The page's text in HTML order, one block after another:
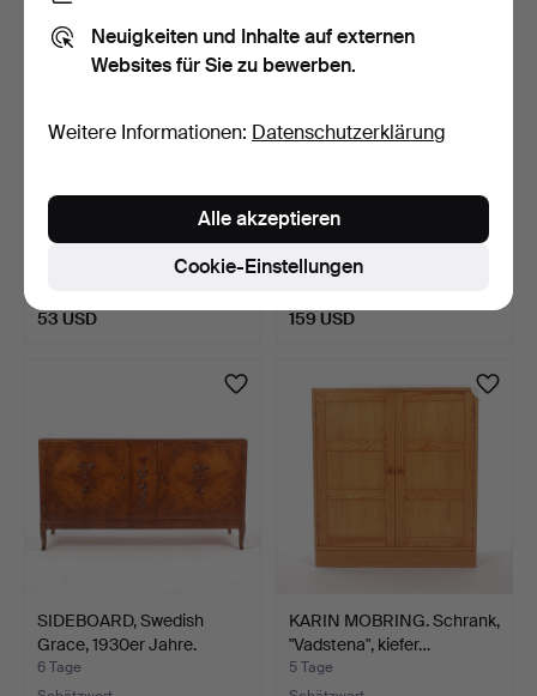
klappbar, mit Filzbez…
53 USD
SCHRANK, Swedish Grace,
1930er Jahre.
6 Tage
159 USD
SIDEBOARD, Swedish
Grace, 1930er Jahre.
6 Tage
KARIN MOBRING. Schrank,
"Vadstena", kiefer…
5 Tage
Neuigkeiten und Inhalte auf externen
Websites für Sie zu bewerben.
Weitere Informationen: Datenschutzerklärung
Cookie-Einstellungen
Alle akzeptieren